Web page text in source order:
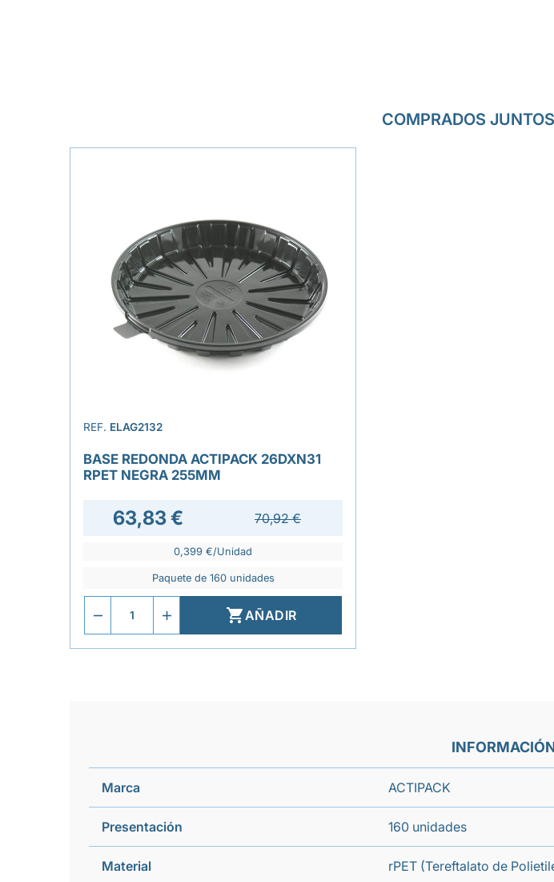
COMPRADOS
REF. ELAG2132
BASE REDONDA ACTIPACK 26DXN31
RPET NEGRA 255MM
63,83 € 70,92 €
0,399 €/Unidad
Paquete de 160 unidades
AÑADIR
Marca ACTIPACK
Presentación 160 unidades
Material rPET (Tereftalato de